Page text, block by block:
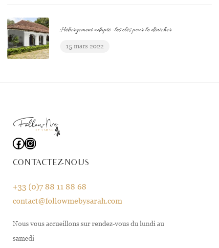
Hébergement adapté : les clés pour le dénicher
15 mars 2022
CONTACTEZ-NOUS
+33 (0)7 88 11 88 68
contact@followmebysarah.com
Nous vous accueillons sur rendez-vous du lundi au
samedi